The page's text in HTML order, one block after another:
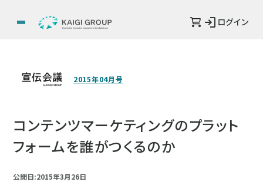
ログイン
2015年04月号
コンテンツマーケティングのプラット
フォームを誰がつくるのか
公開日:2015年3月26日